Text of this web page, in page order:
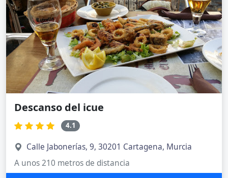
Descanso del icue
4.1
Calle Jabonerías, 9, 30201 Cartagena, Murcia
A unos 210 metros de distancia